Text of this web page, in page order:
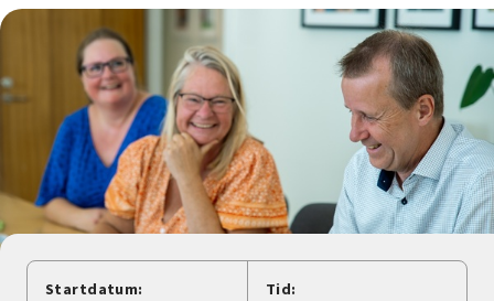
Starta studiecirkel
Cirkelledare
Nyheter
Avdelningar
Startdatum: Tid: